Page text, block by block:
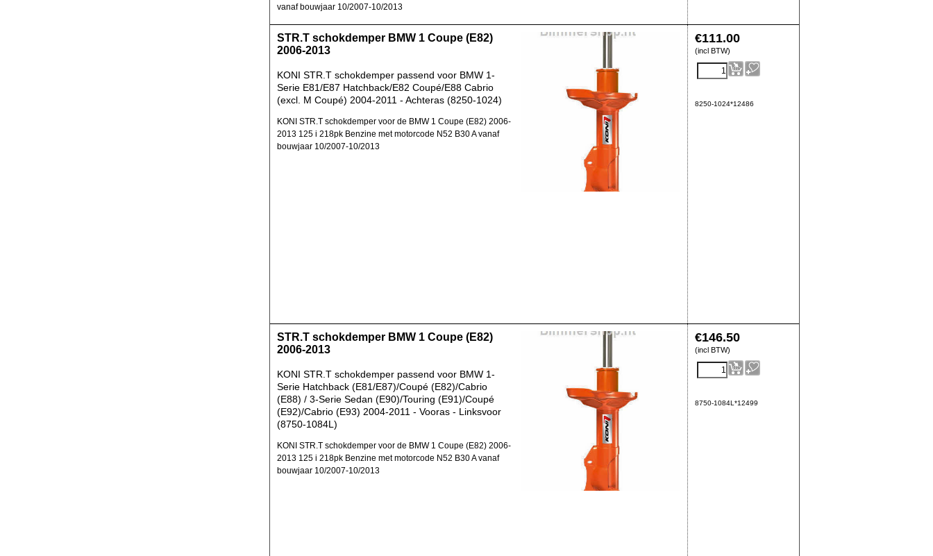
vanaf bouwjaar 10/2007-10/2013
€111.00
(incl BTW)
8250-1024*12486
STR.T schokdemper BMW 1 Coupe (E82)
2006-2013
KONI STR.T schokdemper passend voor BMW 1-
Serie E81/E87 Hatchback/E82 Coupé/E88 Cabrio
(excl. M Coupé) 2004-2011 - Achteras (8250-1024)
KONI STR.T schokdemper voor de BMW 1 Coupe (E82) 2006-
2013 125 i 218pk Benzine met motorcode N52 B30 A vanaf
bouwjaar 10/2007-10/2013
€146.50
(incl BTW)
8750-1084L*12499
STR.T schokdemper BMW 1 Coupe (E82)
2006-2013
KONI STR.T schokdemper passend voor BMW 1-
Serie Hatchback (E81/E87)/Coupé (E82)/Cabrio
(E88) / 3-Serie Sedan (E90)/Touring (E91)/Coupé
(E92)/Cabrio (E93) 2004-2011 - Vooras - Linksvoor
(8750-1084L)
KONI STR.T schokdemper voor de BMW 1 Coupe (E82) 2006-
2013 125 i 218pk Benzine met motorcode N52 B30 A vanaf
bouwjaar 10/2007-10/2013